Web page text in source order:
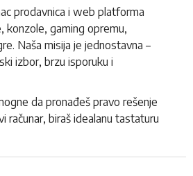
prodavnica i web platforma
konzole, gaming opremu,
Naša misija je jednostavna –
izbor, brzu isporuku i
da pronađeš pravo rešenje
računar, biraš idealanu tastaturu